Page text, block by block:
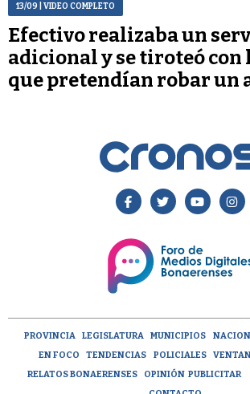
13/09 | VIDEO COMPLETO
Efectivo realizaba un
adicional y se tiroteó con
que pretendían robar un
PROVINCIA LEGISLATURA MUNICIPIOS NACION
EN FOCO
TENDENCIAS POLICIALES
RELATOS BONAERENSES
OPINIÓN PUBLICITAR